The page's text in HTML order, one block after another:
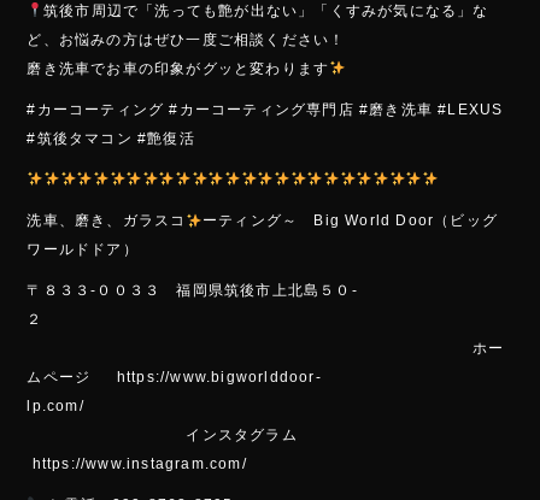
筑後市周辺で「洗っても艶が出ない」「くすみが気になる」な
ど、お悩みの方はぜひ一度ご相談ください！
磨き洗車でお車の印象がグッと変わります
#カーコーティング #カーコーティング専門店 #磨き洗車 #LEXUS
#筑後タマコン #艶復活
洗車、磨き、ガラスコ
ーティング～ Big World Door（ビッグ
ワールドドア）
〒８３３-００３３ 福岡県筑後市上北島５０-
２
ホー
ムページ https://www.bigworlddoor-
lp.com/
インスタグラム
https://www.instagram.com/